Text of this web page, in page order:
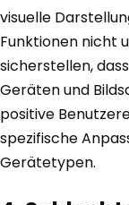
visuelle
Funktionen nicht
sicherstellen,
Geräten und
positive
spezifische
Gerätetypen.